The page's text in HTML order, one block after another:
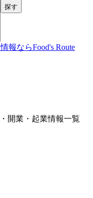
探す
報ならFood's Route
開業・起業情報一覧